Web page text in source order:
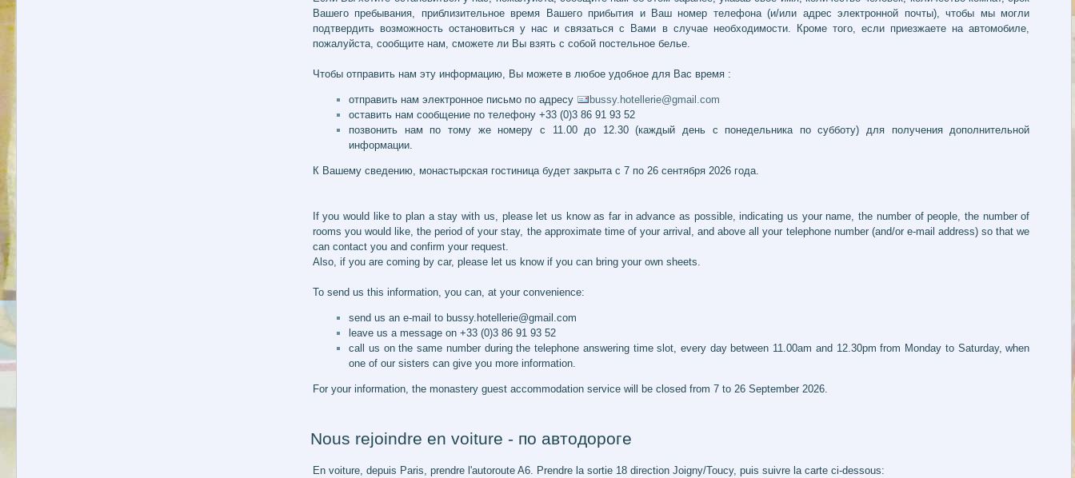
Вашего пребывания, приблизительное время Вашего прибытия и Ваш номер телефона (и/или адрес электронной почты), чтобы мы могли
подтвердить возможность остановиться у нас и связаться с Вами в случае необходимости. Кроме того, если приезжаете на автомобиле,
пожалуйста, сообщите нам, сможете ли Вы взять с собой постельное белье.
Чтобы отправить нам эту информацию, Вы можете в любое удобное для Вас время :
отправить нам электронное письмо по адресу
bussy.hotellerie@gmail.com
оставить нам сообщение по телефону +33 (0)3 86 91 93 52
позвонить нам по тому же номеру с 11.00 до 12.30 (каждый день с понедельника по субботу) для получения дополнительной
информации.
К Вашему сведению, монастырская гостиница будет закрыта с 7 по 26 сентября 2026 года.
If you would like to plan a stay with us, please let us know as far in advance as possible, indicating us your name, the number of people, the number of
rooms you would like, the period of your stay, the approximate time of your arrival, and above all your telephone number (and/or e-mail address) so that we
can contact you and confirm your request.
Also, if you are coming by car, please let us know if you can bring your own sheets.
To send us this information, you can, at your convenience:
send us an e-mail to bussy.hotellerie@gmail.com
leave us a message on +33 (0)3 86 91 93 52
call us on the same number during the telephone answering time slot, every day between 11.00am and 12.30pm from Monday to Saturday, when
one of our sisters can give you more information.
For your information, the monastery guest accommodation service will be closed from 7 to 26 September 2026.
Nous rejoindre en voiture - по автодороге
En voiture, depuis Paris, prendre l'autoroute A6. Prendre la sortie 18 direction Joigny/Toucy, puis suivre la carte ci-dessous: